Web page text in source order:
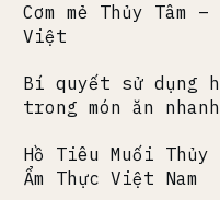
Cơm mẻ Thủy Tâm
Việt
Bí quyết sử dụng
trong món ăn nhanh
Hồ Tiêu Muối Thủy
Ẩm Thực Việt Nam